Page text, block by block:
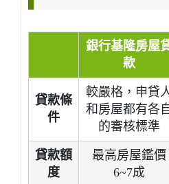
銀行基隆房屋
款
貸款條
件
較嚴格，申貸
和房屋都有各自
的審核標準
貸款額
度
最高房屋鑑價
6~7成